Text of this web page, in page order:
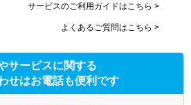
サービスのご利用ガイドはこちら >
よくあるご質問はこちら >
サービスに関する
せはお電話も便利です